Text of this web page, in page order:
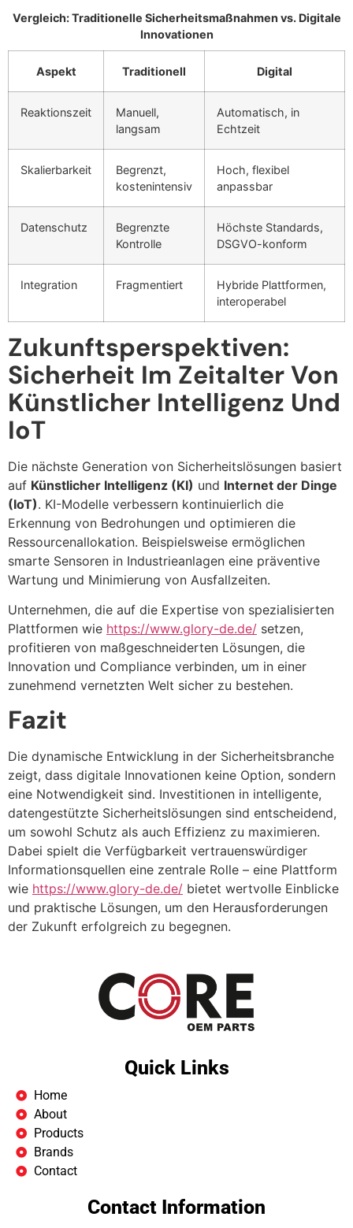
Vergleich: Traditionelle Sicherheitsmaßnahmen vs. Digitale
Innovationen
Aspekt Traditionell Digital
Reaktionszeit
Manuell,
langsam
Automatisch, in
Echtzeit
Skalierbarkeit
Begrenzt,
kostenintensiv
Hoch, flexibel
anpassbar
Datenschutz
Begrenzte
Kontrolle
Höchste Standards,
DSGVO-konform
Integration Fragmentiert
Hybride Plattformen,
interoperabel
Zukunftsperspektiven:
Sicherheit Im Zeitalter Von
Künstlicher Intelligenz Und
IoT
Die nächste Generation von Sicherheitslösungen basiert
auf Künstlicher Intelligenz (KI) und Internet der Dinge
(IoT). KI-Modelle verbessern kontinuierlich die
Erkennung von Bedrohungen und optimieren die
Ressourcenallokation. Beispielsweise ermöglichen
smarte Sensoren in Industrieanlagen eine präventive
Wartung und Minimierung von Ausfallzeiten.
Unternehmen, die auf die Expertise von spezialisierten
Plattformen wie https://www.glory-de.de/ setzen,
profitieren von maßgeschneiderten Lösungen, die
Innovation und Compliance verbinden, um in einer
zunehmend vernetzten Welt sicher zu bestehen.
Fazit
Die dynamische Entwicklung in der Sicherheitsbranche
zeigt, dass digitale Innovationen keine Option, sondern
eine Notwendigkeit sind. Investitionen in intelligente,
datengestützte Sicherheitslösungen sind entscheidend,
um sowohl Schutz als auch Effizienz zu maximieren.
Dabei spielt die Verfügbarkeit vertrauenswürdiger
Informationsquellen eine zentrale Rolle – eine Plattform
wie https://www.glory-de.de/ bietet wertvolle Einblicke
und praktische Lösungen, um den Herausforderungen
der Zukunft erfolgreich zu begegnen.
Quick Links
Home
About
Products
Brands
Contact
Contact Information